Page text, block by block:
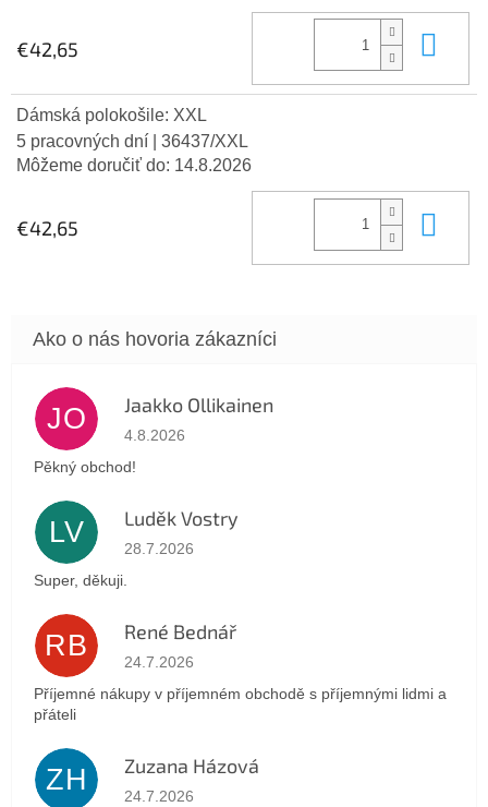
€42,65
Dámská polokošile: XXL
5 pracovných dní
| 36437/XXL
Môžeme doručiť do: 14.8.2026
€42,65
JO Jaakko Ollikainen
Hodnotenie obchodu je 5 z 5 hviezdičiek.
4.8.2026
Pěkný obchod!
LV Luděk Vostry
Hodnotenie obchodu je 5 z 5 hviezdičiek.
28.7.2026
Super, děkuji.
RB René Bednář
Hodnotenie obchodu je 5 z 5 hviezdičiek.
24.7.2026
Příjemné nákupy v příjemném obchodě s příjemnými lidmi a
přáteli
ZH Zuzana Házová
Hodnotenie obchodu je 5 z 5 hviezdičiek.
24.7.2026